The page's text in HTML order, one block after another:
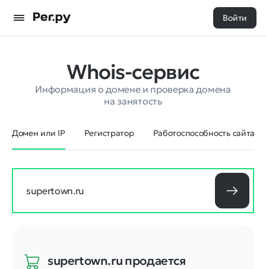
Войти
Whois-сервис
Информация о домене и проверка домена
на занятость
Домен или IP Регистратор Работоспособность сайта
supertown.ruпродается